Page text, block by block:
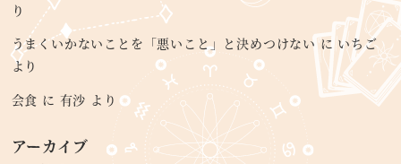
り
うまくいかないことを「悪いこと」と決めつけないに いちご
より
会食 に 有沙 より
アーカイブ